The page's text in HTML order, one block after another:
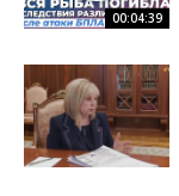
00:04:39